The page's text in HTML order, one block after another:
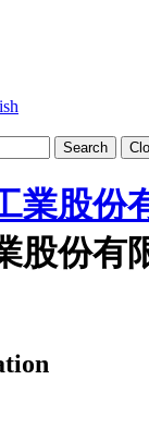
Search
業股份
股份有